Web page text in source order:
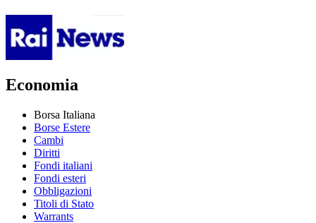
Economia
Borsa Italiana
Borse Estere
Cambi
Diritti
Fondi italiani
Fondi esteri
Obbligazioni
Titoli di Stato
Warrants